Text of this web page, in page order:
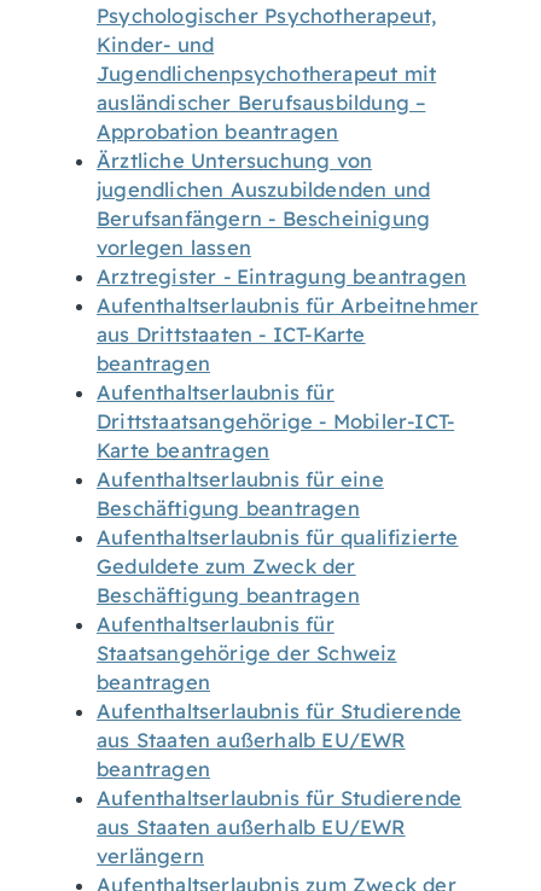
Psychologischer Psychotherapeut,
Kinder- und
Jugendlichenpsychotherapeut mit
ausländischer Berufsausbildung –
Approbation beantragen
Ärztliche Untersuchung von
jugendlichen Auszubildenden und
Berufsanfängern - Bescheinigung
vorlegen lassen
Arztregister - Eintragung beantragen
Aufenthaltserlaubnis für Arbeitnehmer
aus Drittstaaten - ICT-Karte
beantragen
Aufenthaltserlaubnis für
Drittstaatsangehörige - Mobiler-ICT-
Karte beantragen
Aufenthaltserlaubnis für eine
Beschäftigung beantragen
Aufenthaltserlaubnis für qualifizierte
Geduldete zum Zweck der
Beschäftigung beantragen
Aufenthaltserlaubnis für
Staatsangehörige der Schweiz
beantragen
Aufenthaltserlaubnis für Studierende
aus Staaten außerhalb EU/EWR
beantragen
Aufenthaltserlaubnis für Studierende
aus Staaten außerhalb EU/EWR
verlängern
Aufenthaltserlaubnis zum Zweck der